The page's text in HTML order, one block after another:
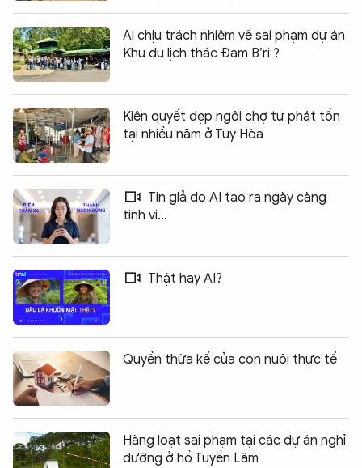
Ai chịu trách nhiệm về sai phạm dự án
Khu du lịch thác Đam B’ri ?
Kiên quyết dẹp ngôi chợ tự phát tồn
tại nhiều năm ở Tuy Hòa
Tin giả do AI tạo ra ngày càng
tinh vi...
Thật hay AI?
Quyền thừa kế của con nuôi thực tế
Hàng loạt sai phạm tại các dự án nghỉ
dưỡng ở hồ Tuyền Lâm